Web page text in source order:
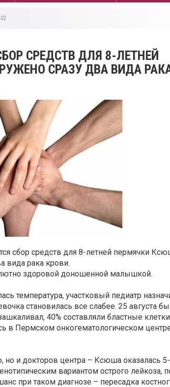
СРЕДСТВ ДЛЯ 8-ЛЕТНЕЙ
СРАЗУ ДВА ВИДА
сбор средств для 8-летней пермячки
вида рака крови.
здоровой доношенной малышкой.
температура, участковый педиатр
становилась все слабее. 25 августа
40% составляли бластные
в Пермском онкогематологическом
но и докторов центра – Ксюша оказалась
вариантом острого лейкоза,
при таком диагнозе – пересадка